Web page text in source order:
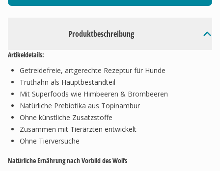
Produktbeschreibung
Artikeldetails:
Getreidefreie, artgerechte Rezeptur für Hunde
Truthahn als Hauptbestandteil
Mit Superfoods wie Himbeeren & Brombeeren
Natürliche Prebiotika aus Topinambur
Ohne künstliche Zusatzstoffe
Zusammen mit Tierärzten entwickelt
Ohne Tierversuche
Natürliche Ernährung nach Vorbild des Wolfs